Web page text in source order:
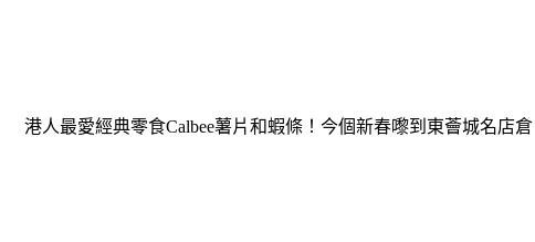
港人最愛經典零食Calbee薯片和蝦條！今個新春嚟到東薈城名店